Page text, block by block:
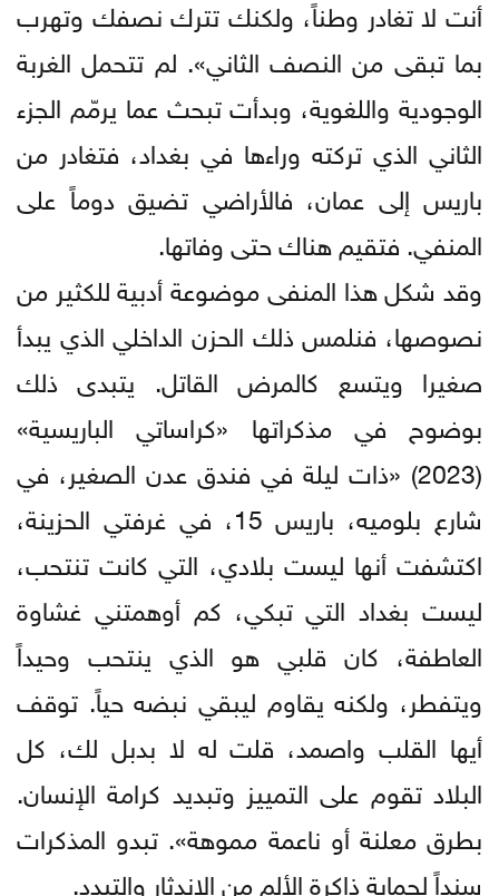
أنت لا تغادر وطناً، ولكنك تترك نصفك وتهرب
بما تبقى من النصف الثاني». لم تتحمل الغربة
الوجودية واللغوية، وبدأت تبحث عما يرمّم الجزء
الثاني الذي تركته وراءها في بغداد، فتغادر من
باريس إلى عمان، فالأراضي تضيق دوماً على
المنفي. فتقيم هناك حتى وفاتها.
وقد شكل هذا المنفى موضوعة أدبية للكثير من
نصوصها، فنلمس ذلك الحزن الداخلي الذي يبدأ
صغيرا ويتسع كالمرض القاتل. يتبدى ذلك
بوضوح في مذكراتها «كراساتي الباريسية»
(2023) «ذات ليلة في فندق عدن الصغير، في
شارع بلوميه، باريس 15، في غرفتي الحزينة،
اكتشفت أنها ليست بلادي، التي كانت تنتحب،
ليست بغداد التي تبكي، كم أوهمتني غشاوة
العاطفة، كان قلبي هو الذي ينتحب وحيداً
ويتفطر، ولكنه يقاوم ليبقي نبضه حياً. توقف
أيها القلب واصمد، قلت له لا بدبل لك، كل
البلاد تقوم على التمييز وتبديد كرامة الإنسان.
بطرق معلنة أو ناعمة مموهة». تبدو المذكرات
سنداً لحماية ذاكرة الألم من الاندثار والتبدد.